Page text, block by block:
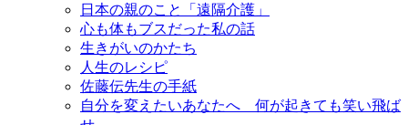
日本の親のこと「遠隔介護」
心も体もブスだった私の話
生きがいのかたち
人生のレシピ
佐藤伝先生の手紙
自分を変えたいあなたへ 何が起きても笑い飛ば